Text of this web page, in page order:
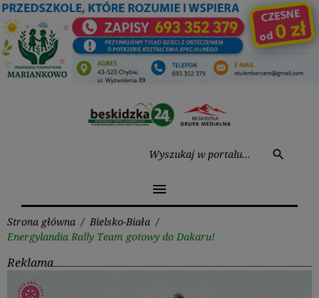
Przejdź
do
treści
search
menu
Strona główna / Bielsko-Biała /
Energylandia Rally Team gotowy do Dakaru!
Reklama